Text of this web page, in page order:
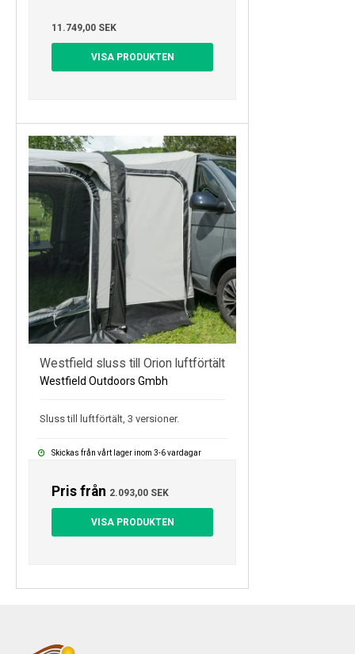
11.749,00 SEK
VISA PRODUKTEN
Westfield sluss till Orion luftförtält
Westfield Outdoors Gmbh
Sluss till luftförtält, 3 versioner.
Skickas från vårt lager inom 3-6 vardagar
Pris från 2.093,00 SEK
VISA PRODUKTEN